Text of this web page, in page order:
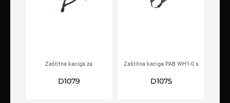
Zaštitna kaciga za
crvena
D1079
Zaštitna kaciga PAB WH1-0 s
narančasta
D1075